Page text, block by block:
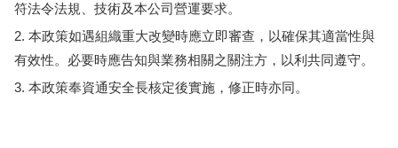
符法令法規、技術及本公司營運要求。
本政策如遇組織重大改變時應立即審查，以確保其適當性與
有效性。必要時應告知與業務相關之關注方，以利共同遵守。
本政策奉資通安全長核定後實施，修正時亦同。